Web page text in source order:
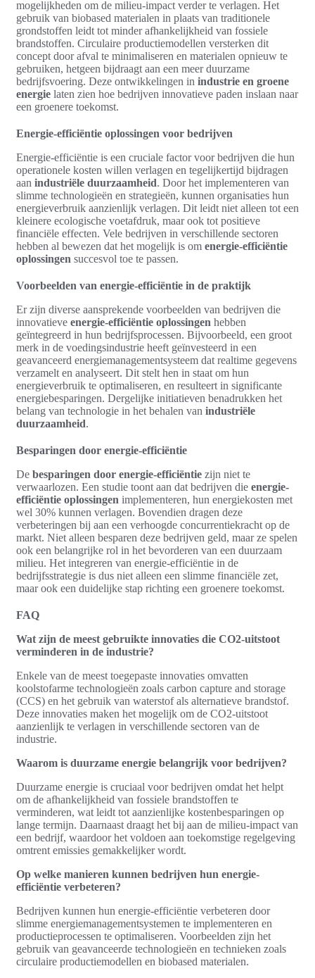
mogelijkheden om de milieu-impact verder te verlagen. Het
gebruik van biobased materialen in plaats van traditionele
grondstoffen leidt tot minder afhankelijkheid van fossiele
brandstoffen. Circulaire productiemodellen versterken dit
concept door afval te minimaliseren en materialen opnieuw te
gebruiken, hetgeen bijdraagt aan een meer duurzame
bedrijfsvoering. Deze ontwikkelingen in industrie en groene
energie laten zien hoe bedrijven innovatieve paden inslaan naar
een groenere toekomst.
Energie-efficiëntie oplossingen voor bedrijven
Energie-efficiëntie is een cruciale factor voor bedrijven die hun
operationele kosten willen verlagen en tegelijkertijd bijdragen
aan industriële duurzaamheid. Door het implementeren van
slimme technologieën en strategieën, kunnen organisaties hun
energieverbruik aanzienlijk verlagen. Dit leidt niet alleen tot een
kleinere ecologische voetafdruk, maar ook tot positieve
financiële effecten. Vele bedrijven in verschillende sectoren
hebben al bewezen dat het mogelijk is om energie-efficiëntie
oplossingen succesvol toe te passen.
Voorbeelden van energie-efficiëntie in de praktijk
Er zijn diverse aansprekende voorbeelden van bedrijven die
innovatieve energie-efficiëntie oplossingen hebben
geïntegreerd in hun bedrijfsprocessen. Bijvoorbeeld, een groot
merk in de voedingsindustrie heeft geïnvesteerd in een
geavanceerd energiemanagementsysteem dat realtime gegevens
verzamelt en analyseert. Dit stelt hen in staat om hun
energieverbruik te optimaliseren, en resulteert in significante
energiebesparingen. Dergelijke initiatieven benadrukken het
belang van technologie in het behalen van industriële
duurzaamheid.
Besparingen door energie-efficiëntie
De besparingen door energie-efficiëntie zijn niet te
verwaarlozen. Een studie toont aan dat bedrijven die energie-
efficiëntie oplossingen implementeren, hun energiekosten met
wel 30% kunnen verlagen. Bovendien dragen deze
verbeteringen bij aan een verhoogde concurrentiekracht op de
markt. Niet alleen besparen deze bedrijven geld, maar ze spelen
ook een belangrijke rol in het bevorderen van een duurzaam
milieu. Het integreren van energie-efficiëntie in de
bedrijfsstrategie is dus niet alleen een slimme financiële zet,
maar ook een duidelijke stap richting een groenere toekomst.
FAQ
Wat zijn de meest gebruikte innovaties die CO2-uitstoot
verminderen in de industrie?
Enkele van de meest toegepaste innovaties omvatten
koolstofarme technologieën zoals carbon capture and storage
(CCS) en het gebruik van waterstof als alternatieve brandstof.
Deze innovaties maken het mogelijk om de CO2-uitstoot
aanzienlijk te verlagen in verschillende sectoren van de
industrie.
Waarom is duurzame energie belangrijk voor bedrijven?
Duurzame energie is cruciaal voor bedrijven omdat het helpt
om de afhankelijkheid van fossiele brandstoffen te
verminderen, wat leidt tot aanzienlijke kostenbesparingen op
lange termijn. Daarnaast draagt het bij aan de milieu-impact van
een bedrijf, waardoor het voldoen aan toekomstige regelgeving
omtrent emissies gemakkelijker wordt.
Op welke manieren kunnen bedrijven hun energie-
efficiëntie verbeteren?
Bedrijven kunnen hun energie-efficiëntie verbeteren door
slimme energiemanagementsystemen te implementeren en
productieprocessen te optimaliseren. Voorbeelden zijn het
gebruik van geavanceerde technologieën en technieken zoals
circulaire productiemodellen en biobased materialen.